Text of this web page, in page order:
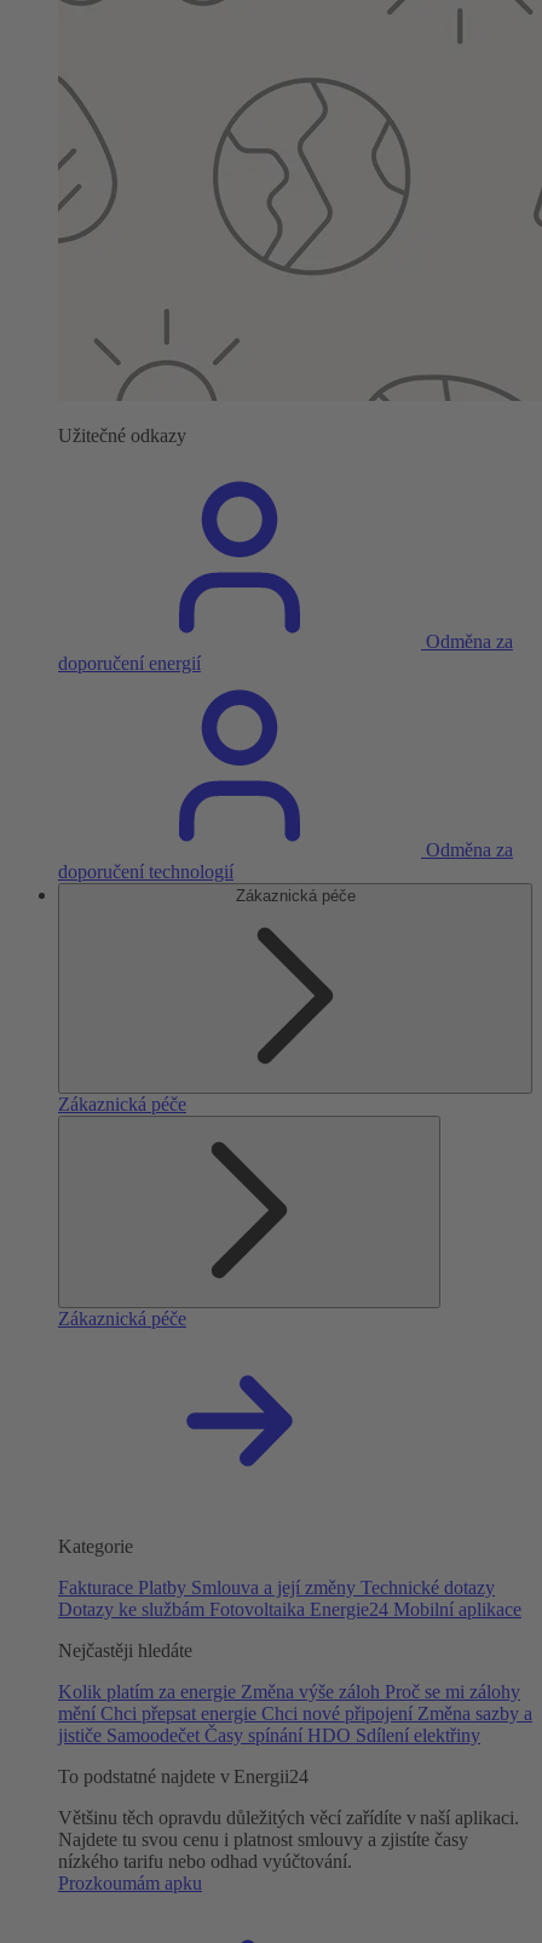
Užitečné odkazy
Odměna za
doporučení energií
Odměna za
doporučení technologií
Zákaznická péče
Zákaznická péče
Zákaznická péče
Kategorie
Fakturace Platby Smlouva a její změny Technické dotazy
Dotazy ke službám Fotovoltaika Energie24 Mobilní aplikace
Nejčastěji hledáte
Kolik platím za energie Změna výše záloh Proč se mi zálohy
mění Chci přepsat energie Chci nové připojení Změna sazby a
jističe Samoodečet Časy spínání HDO Sdílení elektřiny
To podstatné najdete v Energii24
Většinu těch opravdu důležitých věcí zařídíte v naší aplikaci.
Najdete tu svou cenu i platnost smlouvy a zjistíte časy
nízkého tarifu nebo odhad vyúčtování.
Prozkoumám apku